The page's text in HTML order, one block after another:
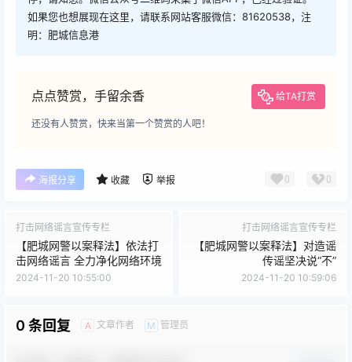
如果您也想展现在这里，请联系网站客服微信：81620538，注
明：肥城信息港
点点赞赏，手留余香 给TA打赏
还没有人赞赏，快来当第一个赞赏的人吧！
海报分享 收藏 举报 0 0
打击网络谣言宣传专栏
【肥城网警以案释法】依法打
击网络谣言 全力净化网络环境
2024-11-20 10:55:00
打击网络谣言宣传专栏
【肥城网警以案释法】对造谣
传谣坚决说“不”
2024-11-20 10:59:06
0 条回复 A 文章作者 M 管理员